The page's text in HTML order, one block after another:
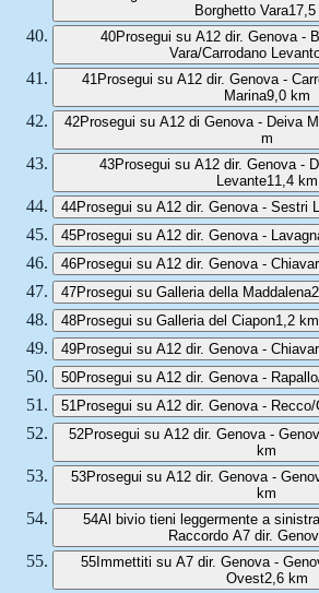
Borghetto Vara17,5
40Prosegui su A12 dir. Genova -
Vara/Carrodano
41 Prosegui su A12 dir. Genova -
Marina9,0 km
42Prosegui su A12 di Genova - Deiva
m
43Prosegui su A12 dir. Genova -
Levante11,4 km
44Prosegui su A12 dir. Genova - Sestri
45Prosegui su A12 dir. Genova -
46Prosegui su A12 dir. Genova -
47Prosegui su Galleria della Maddalena
48Prosegui su Galleria del Ciapon1,2 km
49Prosegui su A12 dir. Genova -
50Prosegui su A12 dir. Genova -
51 Prosegui su A12 dir. Genova - Recco/
52Prosegui su A12 dir. Genova -
km
53Prosegui su A12 dir. Genova -
km
54Al bivio tieni leggermente a
Raccordo A7 dir.
55Immettiti su A7 dir. Genova -
Ovest2,6 km